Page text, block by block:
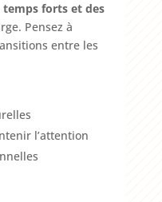
temps forts et des
Pensez à
entre les
l’attention